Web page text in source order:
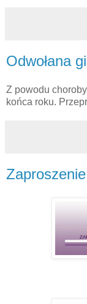
Odwołana
Z powodu
końca roku.
Zaproszenie